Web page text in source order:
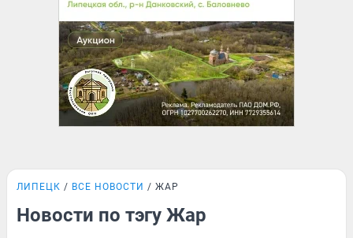
ЛИПЕЦК ВСЕ НОВОСТИ ЖАР
Новости по тэгу Жар